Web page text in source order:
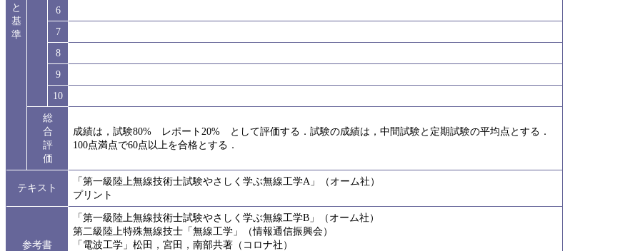
と
基
準
6
7
8
9
10
総
合
評
価
成績は，試験80% レポート20% として評価する．試験の成績は，中間試験と定期試験の平均点とする．
100点満点で60点以上を合格とする．
テキスト
「第一級陸上無線技術士試験やさしく学ぶ無線工学A」（オーム社）
プリント
参考書
「第一級陸上無線技術士試験やさしく学ぶ無線工学B」（オーム社）
第二級陸上特殊無線技士「無線工学」（情報通信振興会）
「電波工学」松田，宮田，南部共著（コロナ社）